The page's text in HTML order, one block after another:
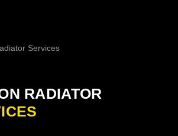
RADIATOR